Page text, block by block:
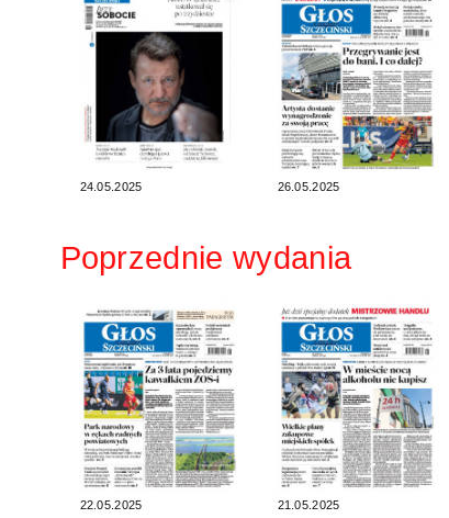
24.05.2025 26.05.2025
Poprzednie wydania
22.05.2025 21.05.2025